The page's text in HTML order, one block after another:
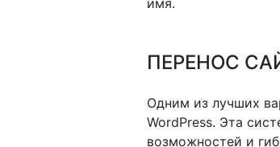
имя.
ПЕРЕНОС
Одним из лучших
WordPress. Эта
возможностей и